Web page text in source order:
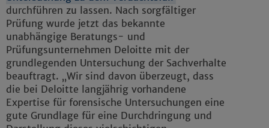
durchführen zu lassen. Nach sorgfältiger
Prüfung wurde jetzt das bekannte
unabhängige Beratungs- und
Prüfungsunternehmen Deloitte mit der
grundlegenden Untersuchung der Sachverhalte
beauftragt. „Wir sind davon überzeugt, dass
die bei Deloitte langjährig vorhandene
Expertise für forensische Untersuchungen eine
gute Grundlage für eine Durchdringung und